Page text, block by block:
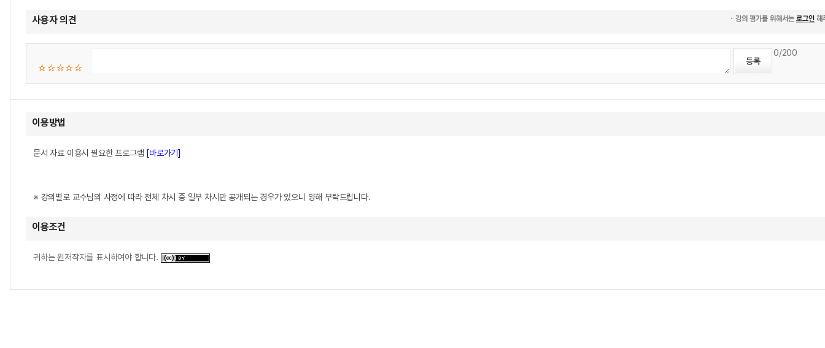
사용자 의견
0/200
이용방법
문서 자료 이용시 필요한 프로그램 [바로가기]
※ 강의별로 교수님의 사정에 따라 전체 차시 중 일부 차시만 공개되는 경우가 있으니 양해 부탁드립니다.
이용조건
귀하는 원저작자를 표시하여야 합니다.